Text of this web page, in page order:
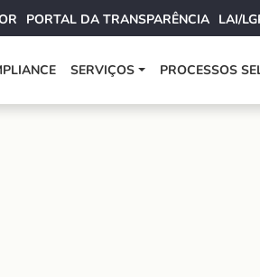
PORTAL DA TRANSPARÊNCIA LAI/
SERVIÇOS PROCESSOS